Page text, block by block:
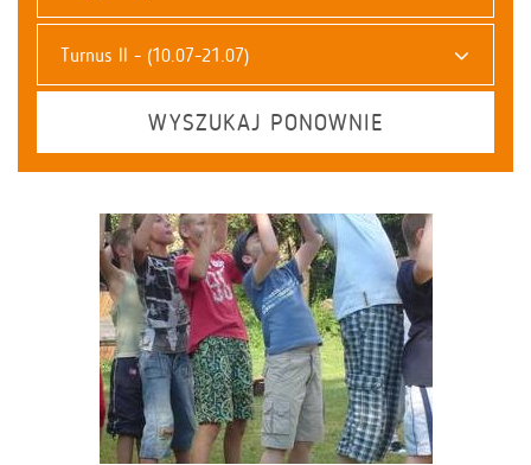
Turnus II - (10.07-21.07)
WYSZUKAJ PONOWNIE